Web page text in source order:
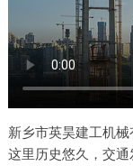
新乡市英昊建工机械
这里历史悠久，交